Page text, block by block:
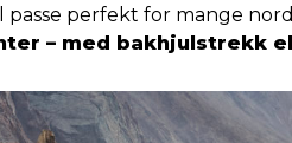
perfekt for mange
– med bakhjulstrekk